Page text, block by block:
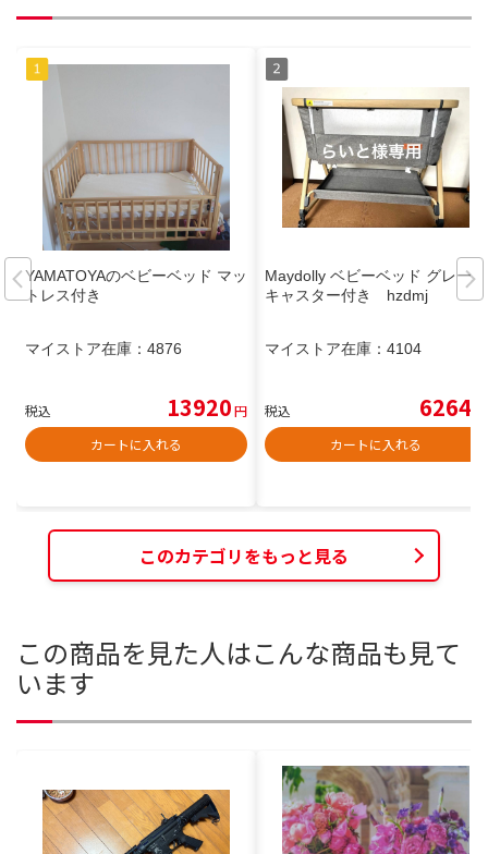
YAMATOYAのベビーベッド マッ
トレス付き
マイストア在庫： 4876
税込 13920円
カートに入れる
Maydolly ベビーベッド グレー
キャスター付き hzdmj
マイストア在庫： 4104
税込 6264
カートに入れる
このカテゴリをもっと見る
この商品を見た人はこんな商品も見て
います